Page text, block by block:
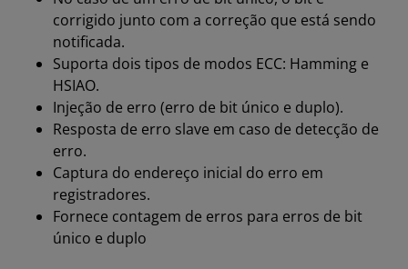
corrigido junto com a correção que está sendo
notificada.
Suporta dois tipos de modos ECC: Hamming e
HSIAO.
Injeção de erro (erro de bit único e duplo).
Resposta de erro slave em caso de detecção de
erro.
Captura do endereço inicial do erro em
registradores.
Fornece contagem de erros para erros de bit
único e duplo